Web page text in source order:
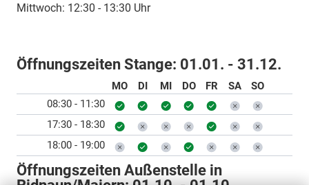
Mittwoch: 12:30 - 13:30 Uhr
Öffnungszeiten Stange: 01.01. - 31.12.
MO DI MI DO FR SA
SO
08:30 - 11:30
17:30 - 18:30
18:00 - 19:00
Öffnungszeiten Außenstelle in